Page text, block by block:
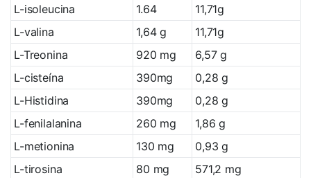
L-isoleucina
1.64
11,71g
L-valina
1,64 g
11,71g
L-Treonina
920 mg
6,57 g
L-cisteína
390mg
0,28 g
L-Histidina
390mg
0,28 g
L-fenilalanina
260 mg
1,86 g
L-metionina
130 mg
0,93 g
L-tirosina
80 mg
571,2 mg